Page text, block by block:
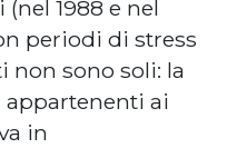
1988 e nel
periodi di stress
non sono soli: la
ai
in